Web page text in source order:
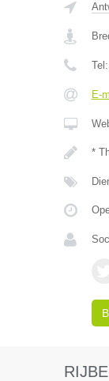
Tel:
E-
*